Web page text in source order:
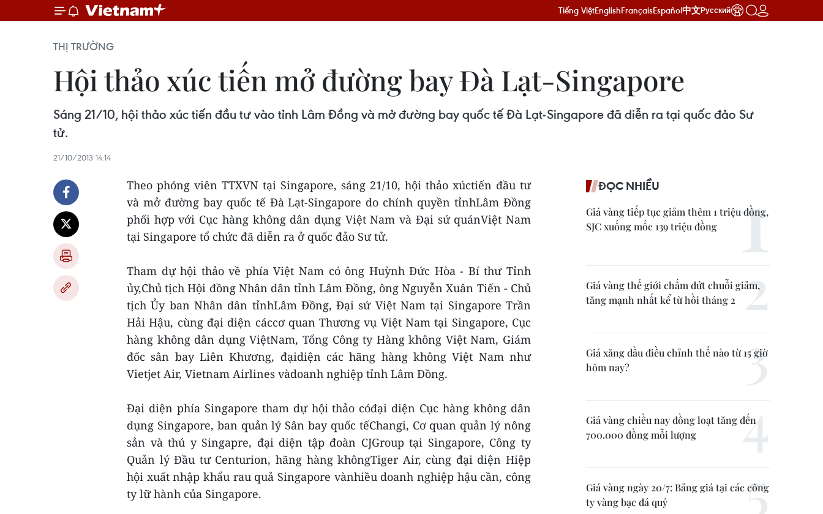
Tiếng ViệtEnglishFrançaisEspañol中文Русский
THỊ TRƯỜNG
Hội thảo xúc tiến mở đường bay Đà Lạt-Singapore
Sáng 21/10, hội thảo xúc tiến đầu tư vào tỉnh Lâm Đồng và mở đường bay quốc tế Đà Lạt-Singapore đã diễn ra tại quốc đảo Sư
tử.
21/10/2013 14:14
Theo phóng viên TTXVN tại Singapore, sáng 21/10, hội thảo xúctiến đầu tư
và mở đường bay quốc tế Đà Lạt-Singapore do chính quyền tỉnhLâm Đồng
phối hợp với Cục hàng không dân dụng Việt Nam và Đại sứ quánViệt Nam
tại Singapore tổ chức đã diễn ra ở quốc đảo Sư tử.
Tham dự hội thảo về phía Việt Nam có ông Huỳnh Đức Hòa - Bí thư Tỉnh
ủy,Chủ tịch Hội đồng Nhân dân tỉnh Lâm Đồng, ông Nguyễn Xuân Tiến - Chủ
tịch Ủy ban Nhân dân tỉnhLâm Đồng, Đại sứ Việt Nam tại Singapore Trần
Hải Hậu, cùng đại diện cáccơ quan Thương vụ Việt Nam tại Singapore, Cục
hàng không dân dụng ViệtNam, Tổng Công ty Hàng không Việt Nam, Giám
đốc sân bay Liên Khương, đạidiện các hãng hàng không Việt Nam như
Vietjet Air, Vietnam Airlines vàdoanh nghiệp tỉnh Lâm Đồng.
Đại diện phía Singapore tham dự hội thảo cóđại diện Cục hàng không dân
dụng Singapore, ban quản lý Sân bay quốc tếChangi, Cơ quan quản lý nông
sản và thú y Singapre, đại diện tập đoàn CJGroup tại Singapore, Công ty
Quản lý Đầu tư Centurion, hãng hàng khôngTiger Air, cùng đại diện Hiệp
hội xuất nhập khẩu rau quả Singapore vànhiều doanh nghiệp hậu cần, công
ty lữ hành của Singapore.
ĐỌC NHIỀU
Giá vàng tiếp tục giảm thêm 1 triệu đồng,
SJC xuống mốc 139 triệu đồng
Giá vàng thế giới chấm dứt chuỗi giảm,
tăng mạnh nhất kể từ hồi tháng 2
Giá xăng dầu điều chỉnh thế nào từ 15 giờ
hôm nay?
Giá vàng chiều nay đồng loạt tăng đến
700.000 đồng mỗi lượng
Giá vàng ngày 20/7: Bảng giá tại các công
ty vàng bạc đá quý